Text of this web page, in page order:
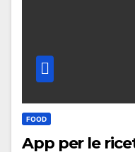
FOOD
App per le